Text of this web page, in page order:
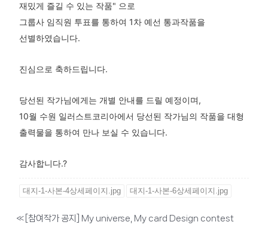
재밌게 즐길 수 있는 작품" 으로
그룹사 임직원 투표를 통하여 1차 예선 통과작품을
선별하였습니다.
진심으로 축하드립니다.
당선된 작가님에게는 개별 안내를 드릴 예정이며,
10월 수원 일러스트코리아에서 당선된 작가님의 작품을 대형
출력물을 통하여 만나 보실 수 있습니다.
감사합니다.?
대지-1-사본-4상세페이지.jpg 대지-1-사본-6상세페이지.jpg
« [참여작가 공지] My universe, My card Design contest